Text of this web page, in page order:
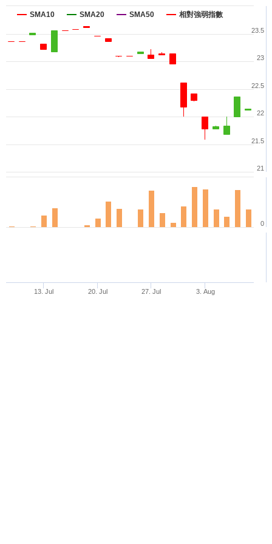
SMA10 SMA20 SMA50 相對強弱指數
13. Jul 20. Jul 27. Jul 3. Aug
21
21.5
22
22.5
23
23.5
0